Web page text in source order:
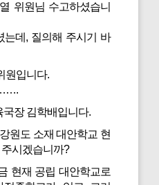
위원님 수고하셨습니
는데, 질의해 주시기 바
원입니다.
…….
국장 김학배입니다.
원도 소재 대안학교 현
시겠습니까?
현재 공립 대안학교로